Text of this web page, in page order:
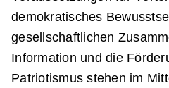
demokratisches
gesellschaftlichen
Information und die
Patriotismus stehen im